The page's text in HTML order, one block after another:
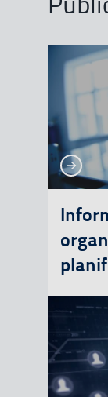
Ver másVer más